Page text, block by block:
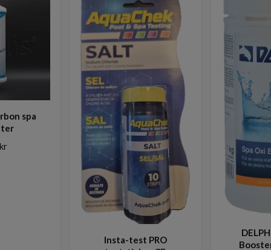
spa
Insta-test PRO